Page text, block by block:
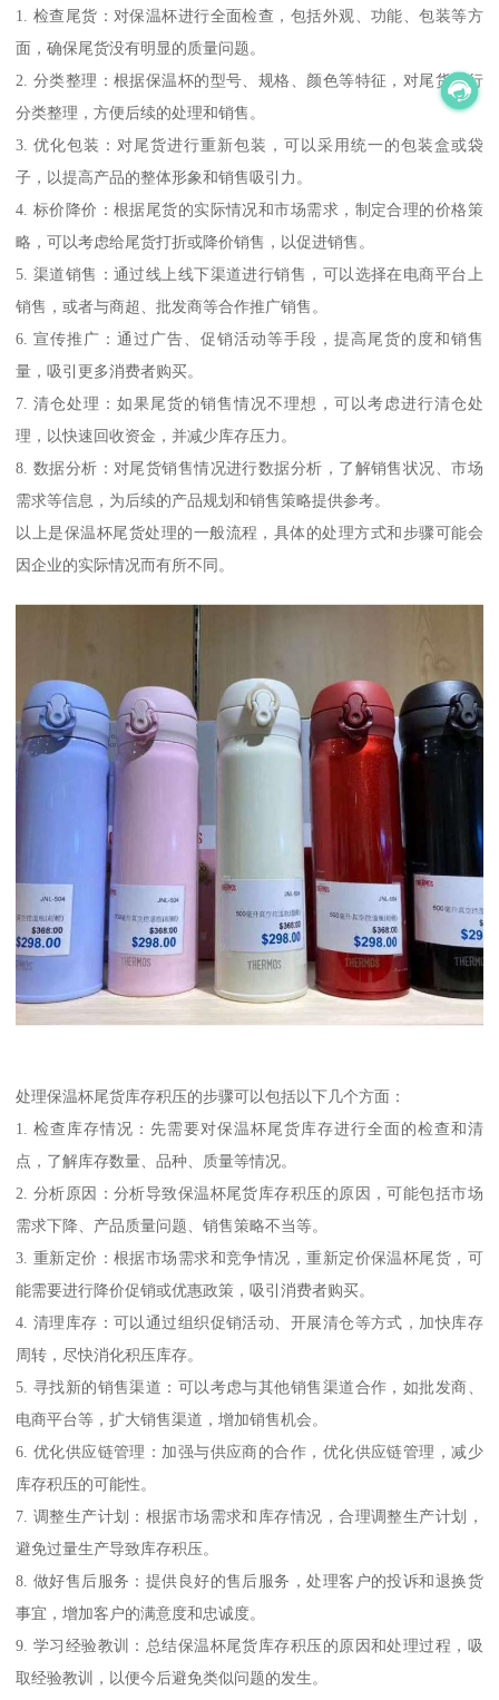
1. 检查尾货：对保温杯进行全面检查，包括外观、功能、包装等方
面，确保尾货没有明显的质量问题。
2. 分类整理：根据保温杯的型号、规格、颜色等特征，对尾货进行
分类整理，方便后续的处理和销售。
3. 优化包装：对尾货进行重新包装，可以采用统一的包装盒或袋
子，以提高产品的整体形象和销售吸引力。
4. 标价降价：根据尾货的实际情况和市场需求，制定合理的价格策
略，可以考虑给尾货打折或降价销售，以促进销售。
5. 渠道销售：通过线上线下渠道进行销售，可以选择在电商平台上
销售，或者与商超、批发商等合作推广销售。
6. 宣传推广：通过广告、促销活动等手段，提高尾货的度和销售
量，吸引更多消费者购买。
7. 清仓处理：如果尾货的销售情况不理想，可以考虑进行清仓处
理，以快速回收资金，并减少库存压力。
8. 数据分析：对尾货销售情况进行数据分析，了解销售状况、市场
需求等信息，为后续的产品规划和销售策略提供参考。
以上是保温杯尾货处理的一般流程，具体的处理方式和步骤可能会
因企业的实际情况而有所不同。
处理保温杯尾货库存积压的步骤可以包括以下几个方面：
1. 检查库存情况：先需要对保温杯尾货库存进行全面的检查和清
点，了解库存数量、品种、质量等情况。
2. 分析原因：分析导致保温杯尾货库存积压的原因，可能包括市场
需求下降、产品质量问题、销售策略不当等。
3. 重新定价：根据市场需求和竞争情况，重新定价保温杯尾货，可
能需要进行降价促销或优惠政策，吸引消费者购买。
4. 清理库存：可以通过组织促销活动、开展清仓等方式，加快库存
周转，尽快消化积压库存。
5. 寻找新的销售渠道：可以考虑与其他销售渠道合作，如批发商、
电商平台等，扩大销售渠道，增加销售机会。
6. 优化供应链管理：加强与供应商的合作，优化供应链管理，减少
库存积压的可能性。
7. 调整生产计划：根据市场需求和库存情况，合理调整生产计划，
避免过量生产导致库存积压。
8. 做好售后服务：提供良好的售后服务，处理客户的投诉和退换货
事宜，增加客户的满意度和忠诚度。
9. 学习经验教训：总结保温杯尾货库存积压的原因和处理过程，吸
取经验教训，以便今后避免类似问题的发生。